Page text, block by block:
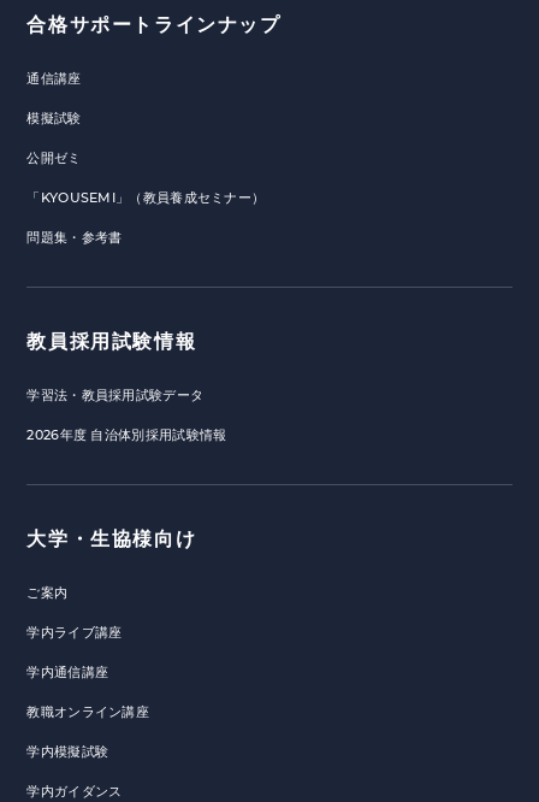
合格サポートラインナップ
通信講座
模擬試験
公開ゼミ
「KYOUSEMI」（教員養成セミナー）
問題集・参考書
教員採用試験情報
学習法・教員採用試験データ
2026年度 自治体別採用試験情報
大学・生協様向け
ご案内
学内ライブ講座
学内通信講座
教職オンライン講座
学内模擬試験
学内ガイダンス